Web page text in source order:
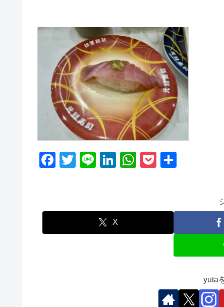
F
e
T
er
Li
Li
e
dI
W
s
P
et
X
yuta